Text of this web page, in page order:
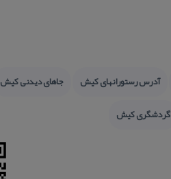
آدرس رستورانهای كیش جاهای دیدنی كیش
گردشگری كیش